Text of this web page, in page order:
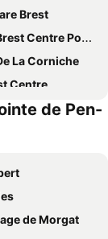
Brest
Port de Commerce
La Corniche
Centre
France
d'Iroise
de Pen-
de Morgat